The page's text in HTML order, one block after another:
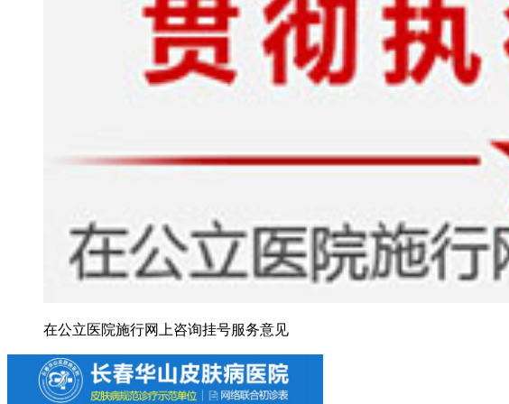
在公立医院施行网上咨询挂号服务意见